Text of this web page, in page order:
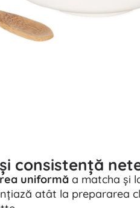
consistență
uniformăa matcha și
atât la prepararea